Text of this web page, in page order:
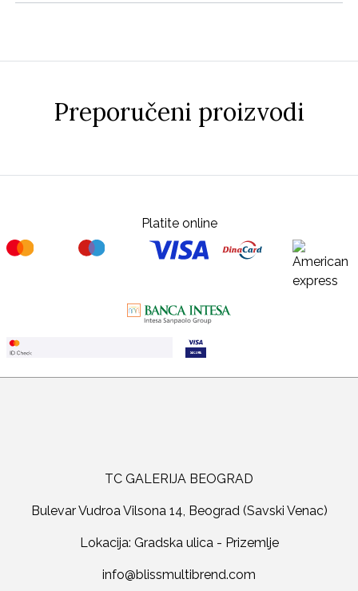
Preporučeni proizvodi
Platite online
TC GALERIJA BEOGRAD
Bulevar Vudroa Vilsona 14, Beograd (Savski Venac)
Lokacija: Gradska ulica - Prizemlje